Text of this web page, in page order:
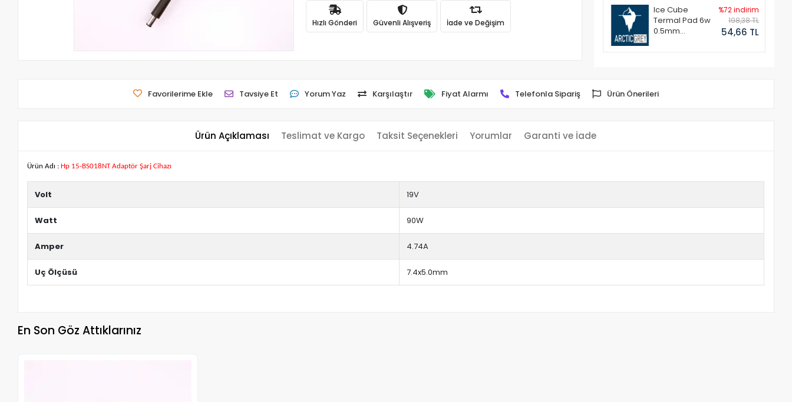
Hızlı Gönderi Güvenli Alışveriş İade ve Değişim
Ice Cube
Termal Pad 6w
0.5mm
%72 indirim
198,38 TL
54,66 TL
Favorilerime Ekle Tavsiye Et Yorum Yaz Karşılaştır Fiyat Alarmı Telefonla Sipariş Ürün Önerileri
Ürün Açıklaması Teslimat ve Kargo Taksit Seçenekleri Yorumlar Garanti ve İade
Ürün Adı : Hp 15-BS018NT Adaptör Şarj Cihazı
Volt 19V
Watt 90W
Amper 4.74A
Uç Ölçüsü 7.4x5.0mm
En Son Göz Attıklarınız